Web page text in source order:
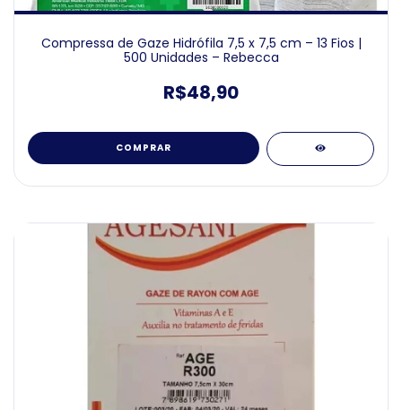
Compressa de Gaze Hidrófila 7,5 x 7,5 cm – 13 Fios |
500 Unidades – Rebecca
R$48,90
COMPRAR